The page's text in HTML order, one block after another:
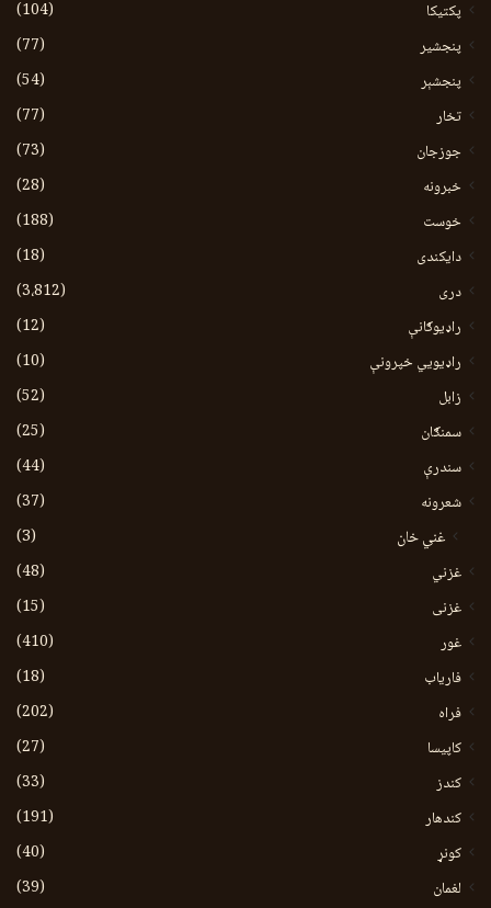
پکتیکا
(104)
پنجشیر
(77)
پنجشېر
(54)
تخار
(77)
جوزجان
(73)
خبرونه
(28)
خوست
(188)
دایکندی
(18)
دری
(3،812)
راډیوګانې
(12)
راډیويي خپرونې
(10)
زابل
(52)
سمنګان
(25)
سندرې
(44)
شعرونه
(37)
غني خان
(3)
غزني
(48)
غزنی
(15)
غور
(410)
فاریاب
(18)
فراه
(202)
کاپیسا
(27)
کندز
(33)
کندهار
(191)
کونړ
(40)
لغمان
(39)